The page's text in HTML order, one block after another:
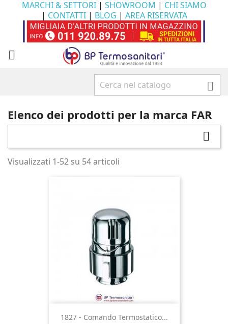
MARCHI & SETTORI| SHOWROOM | CHI SIAMO
| CONTATTI| BLOG | AREA RISERVATA


Elenco dei prodotti per la marca FAR

Visualizzati 1-52 su 54 articoli
1827 - Comando Termostatico...